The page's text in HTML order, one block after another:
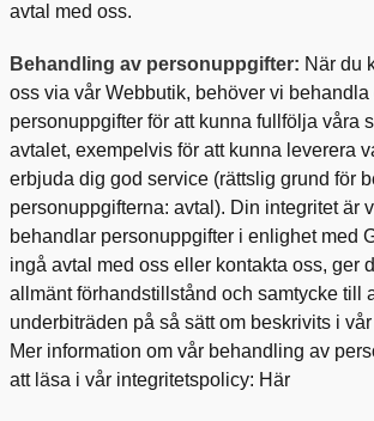
avtal med oss.
Behandling av personuppgifter: När du
oss via vår Webbutik, behöver vi behandla
personuppgifter för att kunna fullfölja våra
avtalet, exempelvis för att kunna leverera
erbjuda dig god service (rättslig grund för
personuppgifterna: avtal). Din integritet är
behandlar personuppgifter i enlighet med
ingå avtal med oss eller kontakta oss, ger
allmänt förhandstillstånd och samtycke till
underbiträden på så sätt om beskrivits i
Mer information om vår behandling av
att läsa i vår integritetspolicy: Här